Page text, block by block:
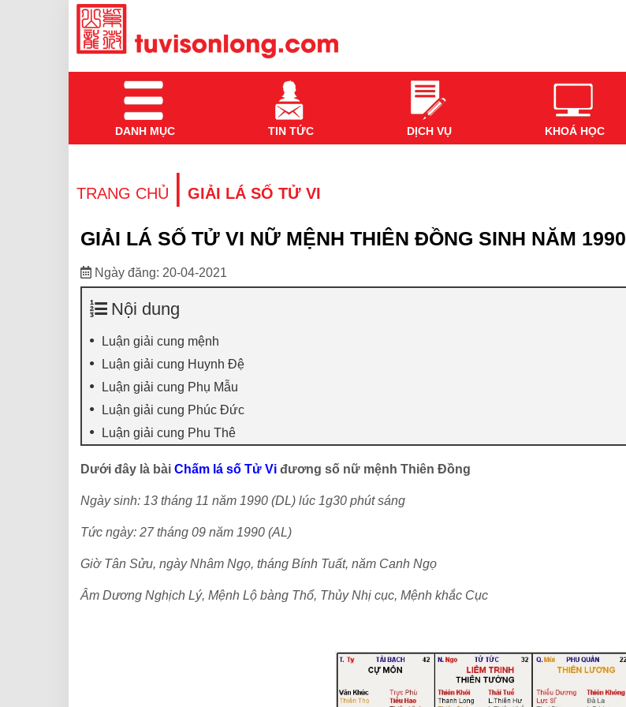
DANH MỤC TIN TỨC DỊCH VỤ KHOÁ HỌC
TRANG CHỦ | GIẢI LÁ SỐ TỬ VI
GIẢI LÁ SỐ TỬ VI NỮ MỆNH THIÊN ĐỒNG SINH NĂM 1990
Ngày đăng: 20-04-2021
Nội dung
Luận giải cung mệnh
Luận giải cung Huynh Đệ
Luận giải cung Phụ Mẫu
Luận giải cung Phúc Đức
Luận giải cung Phu Thê
Dưới đây là bài Chấm lá số Tử Vi đương số nữ mệnh Thiên Đồng
Ngày sinh: 13 tháng 11 năm 1990 (DL) lúc 1g30 phút sáng
Tức ngày: 27 tháng 09 năm 1990 (AL)
Giờ Tân Sửu, ngày Nhâm Ngọ, tháng Bính Tuất, năm Canh Ngọ
Âm Dương Nghịch Lý, Mệnh Lộ bàng Thổ, Thủy Nhị cục, Mệnh khắc Cục